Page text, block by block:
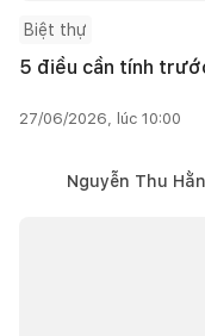
Biệt thự
5 điều cần tính
27/06/2026, lúc 10:00
Nguyễn Thu